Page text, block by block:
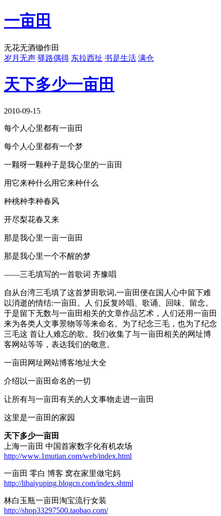
一亩田
无花无酒锄作田
岁月无声 驿路偶得 东拉西扯 书是生活 满仓
天下多少一亩田
2010-09-15
每个人心里都有一亩田
每个人心里都有一个梦
一颗呀一颗种子是我心里的一亩田
用它来种什么用它来种什么
种桃种李种春风
开尽梨花春又来
那是我心里一亩一亩田
那是我心里一个不醒的梦
——三毛填写的一首歌词 齐豫唱
自从台湾三毛填了这首梦田歌词,一亩田便在国人心中留下难
以消逝的情结:一亩田。人 们反复吟唱、歌诵、回味、留念。
于是留下无数与一亩田相关的文章作品艺术，人们还用一亩田
来为各类人文事景物等等来命名。为了纪念三毛，也为了纪念
三毛这 首让人难忘的歌。我们收集了与一亩田相关的网址博
客网站等等，表达我们的敬意。
一亩田网址网站博客地址大全
介绍以一亩田命名的一切
让所有与一亩田有关的人文事物走进一亩田
这里是一亩田的家园
天下多少一亩田
上海一亩田 中国首家数字化有机农场
http://www.1mutian.com/web/index.html
一亩田 零白 博客 窝在家里做宅妈
http://libaiyuping.blogcn.com/index.shtml
林白玉瓶一亩田淘宝流行女装
http://shop33297500.taobao.com/